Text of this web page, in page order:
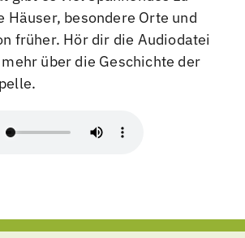
Häuser, besondere Orte und
früher. Hör dir die Audiodatei
über die Geschichte der